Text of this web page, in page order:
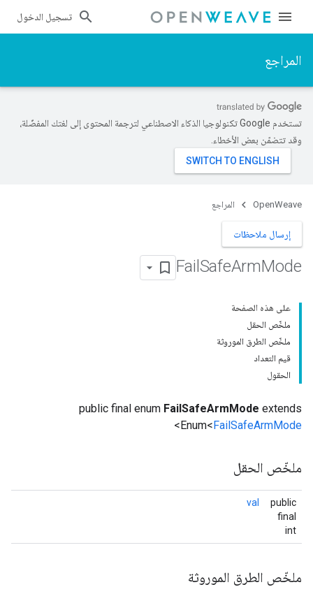
تسجيل الدخول
المراجع
تستخدم Google تكنولوجيا الذكاء الاصطناعي لترجمة المحتوى إلى لغتك المفضّلة،
وقد تتضمّن بعض الأخطاء.
OpenWeave المراجع
إرسال ملاحظات
Fail SafeArmMode
على هذه الصفحة
ملخّص الحقل
ملخّص الطرق الموروثة
قيم التعداد
الحقول
public final enum FailSafeArmMode extends
Enum<FailSafeArmMode
>
ملخّص الحقل
public
final
int
val
ملخّص الطرق الموروثة